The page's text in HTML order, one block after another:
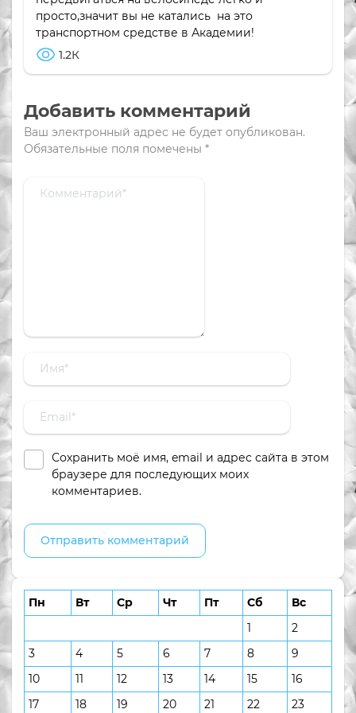
просто,значит вы не катались на это
транспортном средстве в Академии!
1.2К
Добавить комментарий
Ваш электронный адрес не будет опубликован.
Обязательные поля помечены *
Сохранить моё имя, email и адрес сайта в этом
браузере для последующих моих
комментариев.
Пн Вт Ср Чт Пт Сб
Вс
1
2
3
4 5 6 7 8
9
10
11 12 13 14 15
16
17
18 19 20 21 22 23